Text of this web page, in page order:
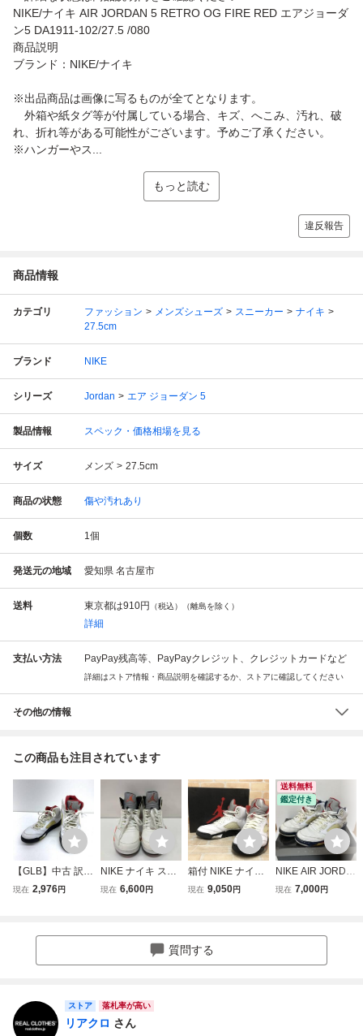
NIKE/ナイキ AIR JORDAN 5 RETRO OG FIRE RED エアジョーダ
ン5 DA1911-102/27.5 /080
商品説明
ブランド：NIKE/ナイキ
※出品商品は画像に写るものが全てとなります。
外箱や紙タグ等が付属している場合、キズ、へこみ、汚れ、破
れ、折れ等がある可能性がございます。予めご了承ください。
※ハンガーやス...
もっと読む
違反報告
商品情報
カテゴリ ファッション メンズシューズ スニーカー
ナイキ
27.5cm
ブランド NIKE
シリーズ Jordan エア ジョーダン 5
製品情報 スペック・価格相場を見る
サイズ メンズ 27.5cm
商品の状態 傷や汚れあり
個数 1個
発送元の地域 愛知県 名古屋市
送料 東京都は910円 （税込）（離島を除く）
詳細
支払い方法 PayPay残高等、PayPayクレジット、クレジットカードなど
詳細はストア情報・商品説明を確認するか、ストアに確認してください
その他の情報
この商品も注目されています
【GLB】中古 訳あ
り Air Jordan 5 Re
現在 2,976円
NIKE ナイキ スニ
ーカー Air Jordan
現在 6,600円
箱付 NIKE ナイキ
Air Jordan 5 Retro
454030＃4
現在 9,050円
送料無料
鑑定付き
NIKE AIR JORDA
N 5 RETRO エア
現在 7,000円
質問する
ストア 落札率が高い
リアクロ さん